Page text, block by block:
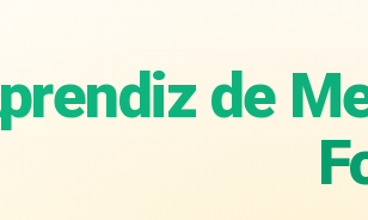
de